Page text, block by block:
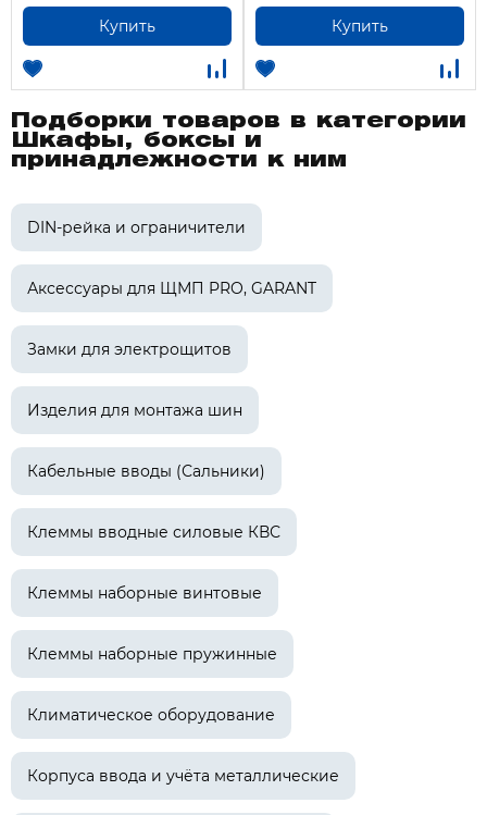
Купить Купить
Подборки товаров в категории
Шкафы, боксы и
принадлежности к ним
DIN-рейка и ограничители
Аксессуары для ЩМП PRO, GARANT
Замки для электрощитов
Изделия для монтажа шин
Кабельные вводы (Сальники)
Клеммы вводные силовые КВС
Клеммы наборные винтовые
Клеммы наборные пружинные
Климатическое оборудование
Корпуса ввода и учёта металлические